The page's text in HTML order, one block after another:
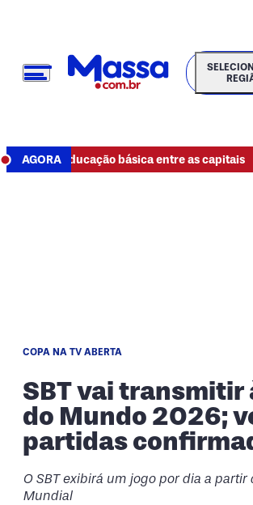
SELECIONE
AGORA
educação básica entre as capitais •
COPA NA TV ABERTA
SBT vai transmitir
do Mundo 2026;
partidas
O SBT exibirá um jogo por dia a partir
Mundial